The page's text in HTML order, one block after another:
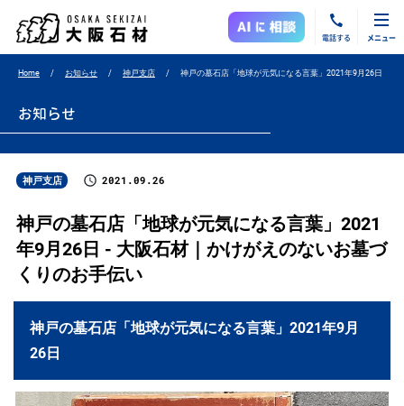
電話する メニュー
Home お知らせ 神戸支店 神戸の墓石店「地球が元気になる言葉」2021年9月26日
お知らせ
神戸支店 2021.09.26
神戸の墓石店「地球が元気になる言葉」2021
年9月26日 - 大阪石材｜かけがえのないお墓づ
くりのお手伝い
神戸の墓石店「地球が元気になる言葉」2021年9月
26日